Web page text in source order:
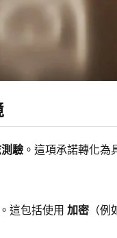
驗 。這項承諾轉化為
這包括使用 加密 （